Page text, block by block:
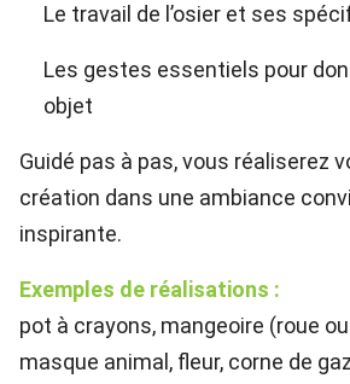
Le travail de l’osier et ses
Les gestes essentiels pour
objet
Guidé pas à pas, vous réaliserez
création dans une ambiance
inspirante.
Exemples de réalisations :
pot à crayons, mangeoire (roue
masque animal, fleur, corne de